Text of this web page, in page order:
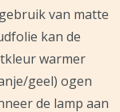
van matte
kan de
warmer
geel) ogen
de lamp aan